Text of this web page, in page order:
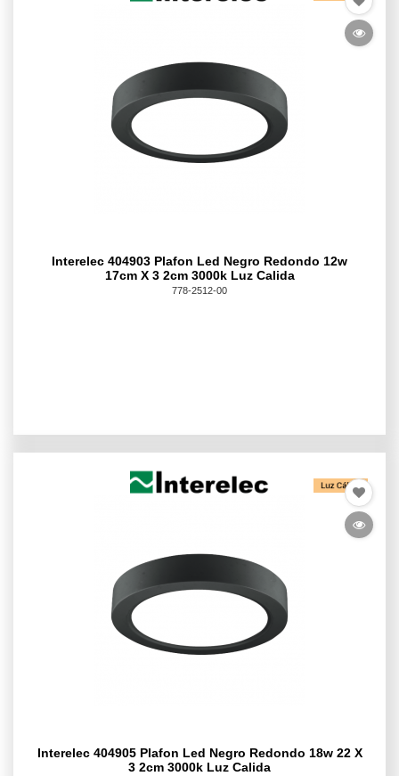
Interelec 404903 Plafon Led Negro Redondo 12w
17cm X 3 2cm 3000k Luz Calida
778-2512-00
Interelec 404905 Plafon Led Negro Redondo 18w 22 X
3 2cm 3000k Luz Calida